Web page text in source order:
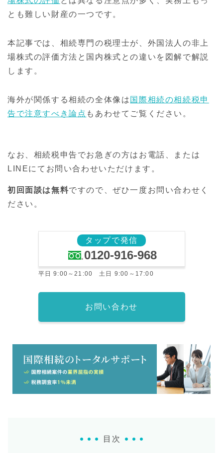
とも難しい財産の一つです。
本記事では、相続専門の税理士が、外国法人の非上
場株式の評価方法と国内株式との違いを図解で解説
します。
海外が関係する相続の全体像は 国際相続の相続税申
告で注意すべき論点 もあわせてご覧ください。
なお、相続税申告でお急ぎの方はお電話、または
LINEにてお問い合わせいただけます。
初回面談は無料ですので、ぜひ一度お問い合わせく
ださい。
タップで発信
0120-916-968
平日 9:00～21:00 土日 9:00～17:00
お問い合わせ
目次